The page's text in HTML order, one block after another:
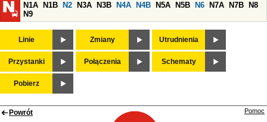
N1A
N1B N2 N3A N3B N4A N4B N5A N5B N6 N7A N7B
N8
N9
Linie Zmiany Utrudnienia
Przystanki Połączenia Schematy
Pobierz
Powrót Pomoc